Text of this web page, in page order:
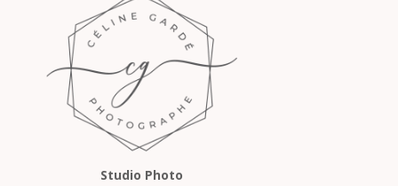
Studio Photo